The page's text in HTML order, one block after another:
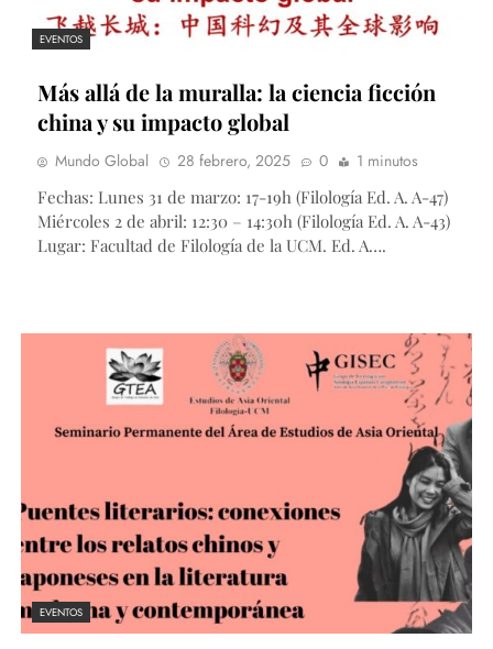
EVENTOS
Más allá de la muralla: la ciencia ficción
china y su impacto global
Mundo Global 28 febrero, 2025 0
1 minutos
Fechas: Lunes 31 de marzo: 17-19h (Filología Ed. A. A-47)
Miércoles 2 de abril: 12:30 – 14:30h (Filología Ed. A. A-43)
Lugar: Facultad de Filología de la UCM. Ed. A….
EVENTOS